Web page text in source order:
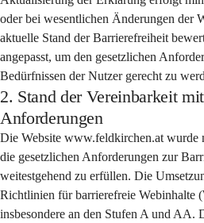
oder bei wesentlichen Änderungen der
aktuelle Stand der Barrierefreiheit
angepasst, um den gesetzlichen
Bedürfnissen der Nutzer gerecht zu
2. Stand der Vereinbarkeit
Anforderungen
Die Website www.feldkirchen.at wurde
die gesetzlichen Anforderungen zur
weitestgehend zu erfüllen. Die
Richtlinien für barrierefreie Webinhalte
insbesondere an den Stufen A und AA.